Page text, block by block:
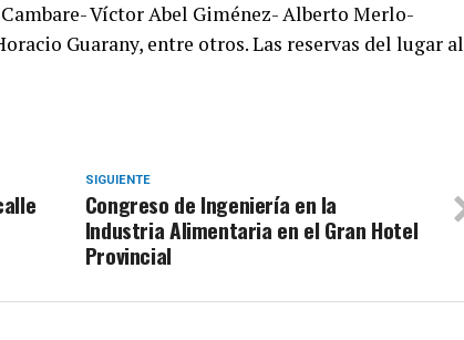
Víctor Abel Giménez- Alberto Merlo-
Guarany, entre otros. Las reservas del lugar al
SIGUIENTE
Congreso de Ingeniería en la
Industria Alimentaria en el Gran Hotel
Provincial